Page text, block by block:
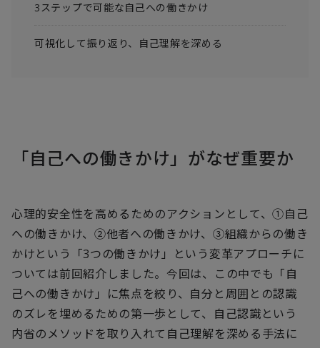
3ステップで可能な自己への働きかけ
可視化して振り返り、自己理解を深める
「自己への働きかけ」がなぜ重要か
心理的安全性を高めるためのアクションとして、①自己
への働きかけ、②他者への働きかけ、③組織からの働き
かけという「3つの働きかけ」という変革アプローチに
ついては前回紹介しました。今回は、この中でも「自
己への働きかけ」に焦点を絞り、自分と周囲との認識
のズレを埋めるための第一歩として、自己認識という
内省のメソッドを取り入れて自己理解を深める手法に